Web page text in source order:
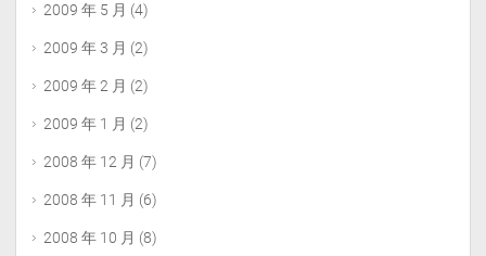
2009 年 5 月 (4)
2009 年 3 月 (2)
2009 年 2 月 (2)
2009 年 1 月 (2)
2008 年 12 月 (7)
2008 年 11 月 (6)
2008 年 10 月 (8)